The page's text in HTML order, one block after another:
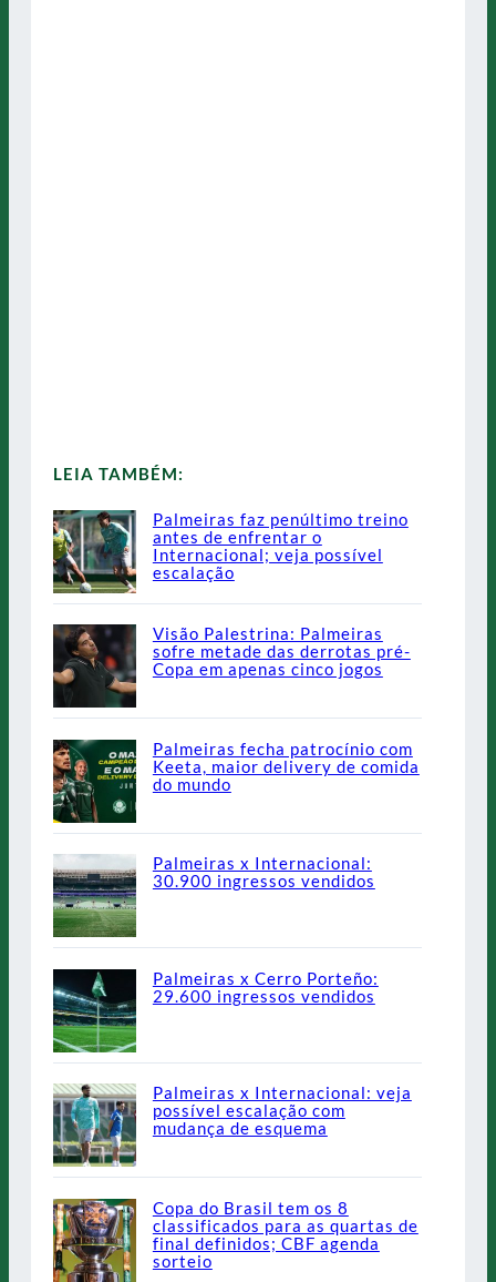
LEIA TAMBÉM:
Palmeiras faz penúltimo treino
antes de enfrentar o
Internacional; veja possível
escalação
Visão Palestrina: Palmeiras
sofre metade das derrotas pré-
Copa em apenas cinco jogos
Palmeiras fecha patrocínio com
Keeta, maior delivery de comida
do mundo
Palmeiras x Internacional:
30.900 ingressos vendidos
Palmeiras x Cerro Porteño:
29.600 ingressos vendidos
Palmeiras x Internacional: veja
possível escalação com
mudança de esquema
Copa do Brasil tem os 8
classificados para as quartas de
final definidos; CBF agenda
sorteio